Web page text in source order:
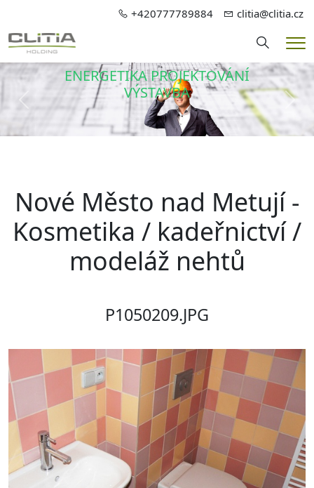
+420777789884 clitia@clitia.cz
Hledání
ENERGETIKA PROJEKTOVÁNÍ
VÝSTAVBA
Předchozí
Nové Město nad Metují -
Kosmetika / kadeřnictví /
modeláž nehtů
P1050209.JPG